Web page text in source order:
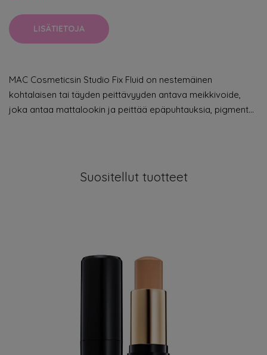
LISÄTIETOJA
MAC Cosmeticsin Studio Fix Fluid on nestemäinen
kohtalaisen tai täyden peittävyyden antava meikkivoide,
joka antaa mattalookin ja peittää epäpuhtauksia, pigment…
Suositellut tuotteet